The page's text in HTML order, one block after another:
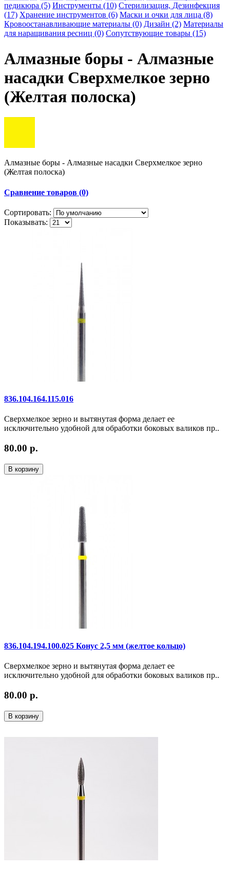
педикюра (5) Инструменты (10) Стерилизация, Дезинфекция
(17) Хранение инструментов (6) Маски и очки для лица (8)
Кровоостанавливающие материалы (0) Дизайн (2) Материалы
для наращивания ресниц (0) Сопутствующие товары (15)
Алмазные боры - Алмазные
насадки Сверхмелкое зерно
(Желтая полоска)
Алмазные боры - Алмазные насадки Сверхмелкое зерно
(Желтая полоска)
Сравнение товаров (0)
Сортировать:
Показывать:
836.104.164.115.016
Сверхмелкое зерно и вытянутая форма делает ее
исключительно удобной для обработки боковых валиков пр..
80.00 р.
В корзину
836.104.194.100.025 Конус 2,5 мм (желтое кольцо)
Сверхмелкое зерно и вытянутая форма делает ее
исключительно удобной для обработки боковых валиков пр..
80.00 р.
В корзину